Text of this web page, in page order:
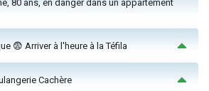
80 ans, en danger dans un appartement
😨 Arriver à l'heure à la Téfila
Cachère